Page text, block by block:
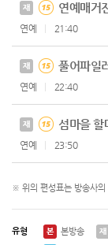
재 연예매거
연예 21:40
재 풀어파일
연예 22:40
재 섬마을 할
연예 23:50
※ 위의 편성표는 방송사의
유형 본 본방송 재